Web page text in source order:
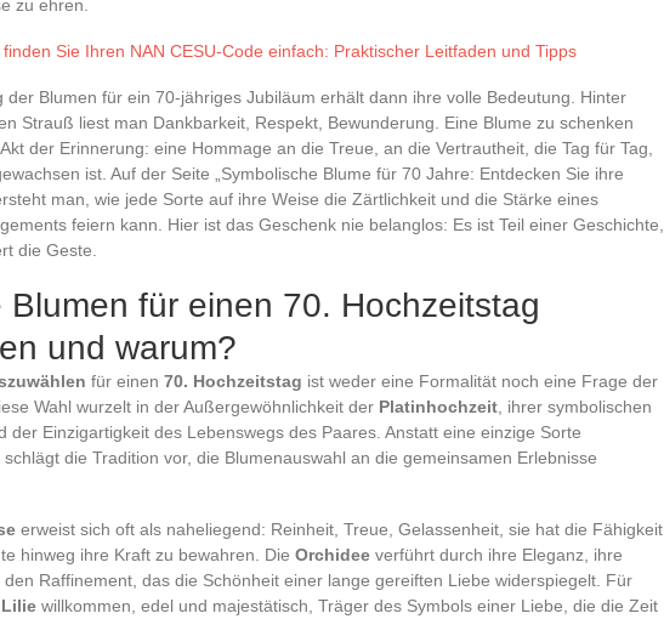
zu ehren.
finden Sie Ihren NAN CESU-Code einfach: Praktischer Leitfaden und Tipps
der Blumen für ein 70-jähriges Jubiläum erhält dann ihre volle Bedeutung. Hinter
Strauß liest man Dankbarkeit, Respekt, Bewunderung. Eine Blume zu schenken
der Erinnerung: eine Hommage an die Treue, an die Vertrautheit, die Tag für Tag,
ist. Auf der Seite „Symbolische Blume für 70 Jahre: Entdecken Sie ihre
man, wie jede Sorte auf ihre Weise die Zärtlichkeit und die Stärke eines
feiern kann. Hier ist das Geschenk nie belanglos: Es ist Teil einer Geschichte,
die Geste.
Blumen für einen 70. Hochzeitstag
und warum?
für einen 70. Hochzeitstag ist weder eine Formalität noch eine Frage der
Wahl wurzelt in der Außergewöhnlichkeit der Platinhochzeit , ihrer symbolischen
der Einzigartigkeit des Lebenswegs des Paares. Anstatt eine einzige Sorte
die Tradition vor, die Blumenauswahl an die gemeinsamen Erlebnisse
erweist sich oft als naheliegend: Reinheit, Treue, Gelassenheit, sie hat die Fähigkeit,
hinweg ihre Kraft zu bewahren. Die Orchidee verführt durch ihre Eleganz, ihre
den Raffinement, das die Schönheit einer lange gereiften Liebe widerspiegelt. Für
Lilie willkommen, edel und majestätisch, Träger des Symbols einer Liebe, die die Zeit